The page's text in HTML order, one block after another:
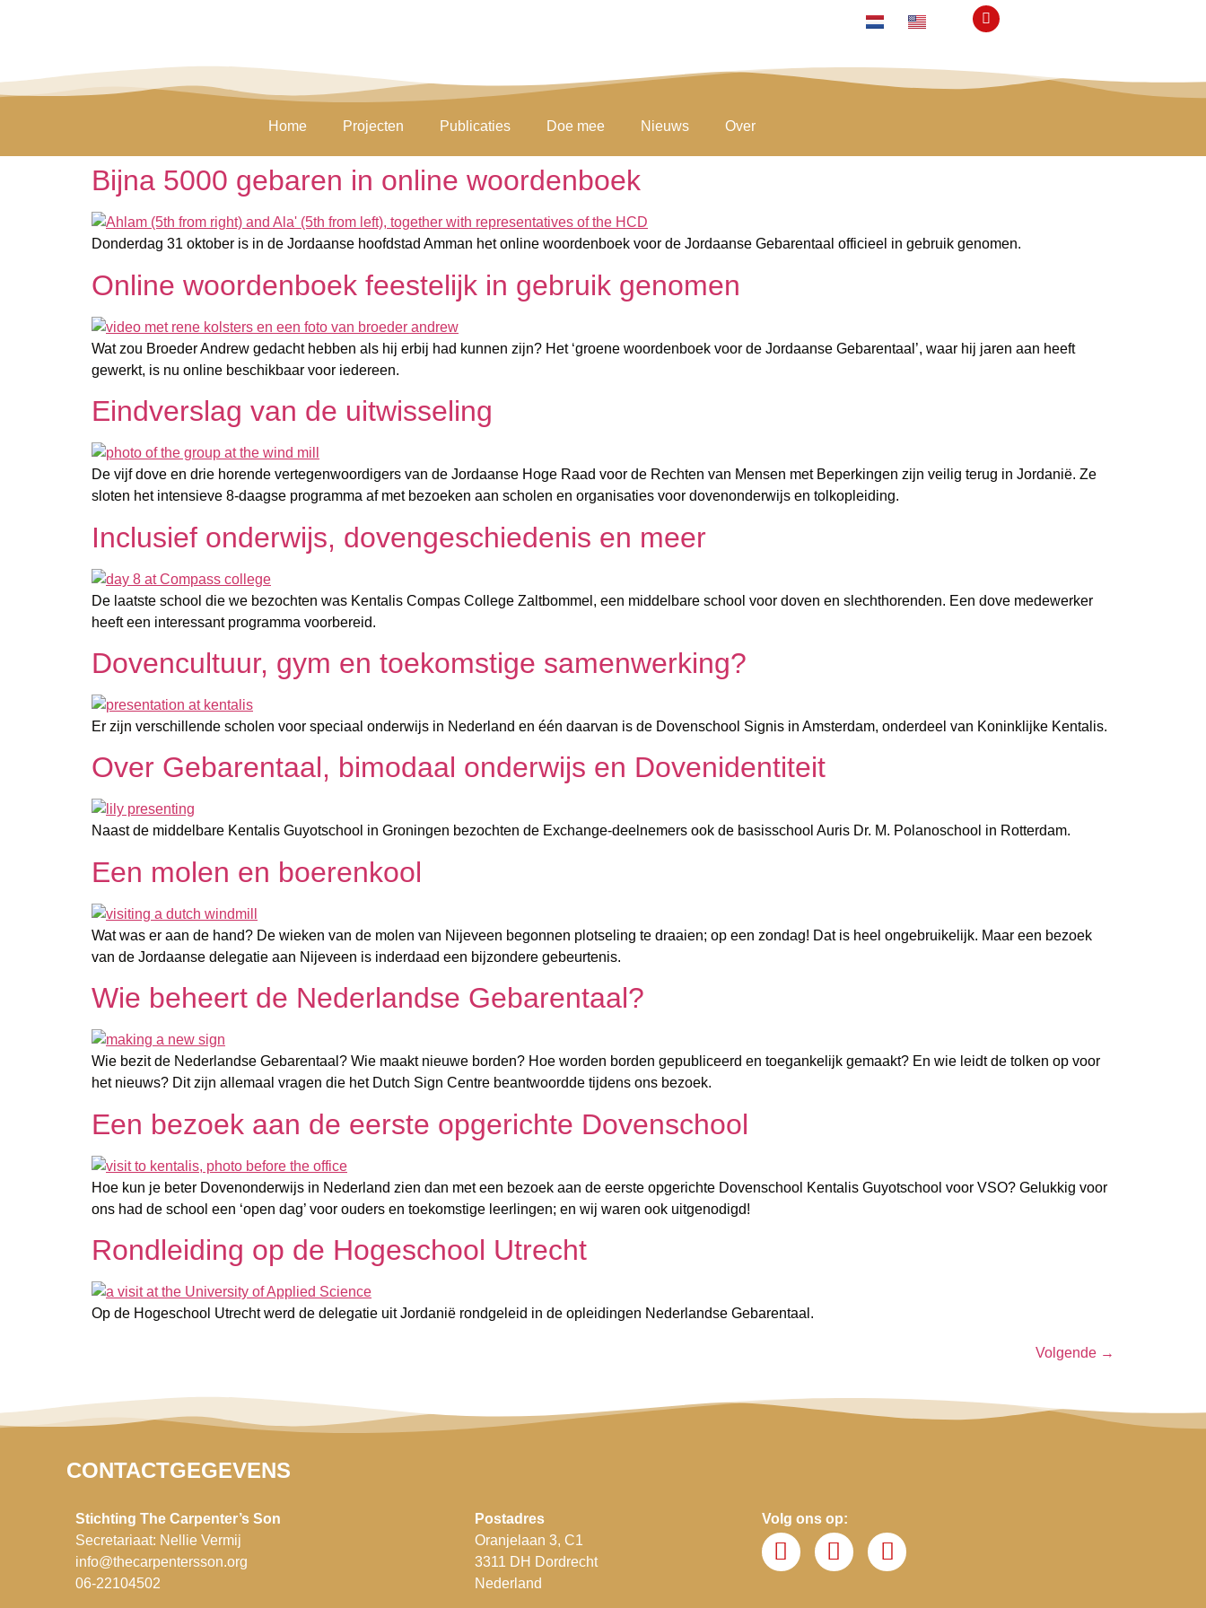
Home Projecten Publicaties Doe mee Nieuws Over
Bijna 5000 gebaren in online woordenboek
Donderdag 31 oktober is in de Jordaanse hoofdstad Amman het online woordenboek voor de Jordaanse Gebarentaal officieel in gebruik genomen.
Online woordenboek feestelijk in gebruik genomen
Wat zou Broeder Andrew gedacht hebben als hij erbij had kunnen zijn? Het ‘groene woordenboek voor de Jordaanse Gebarentaal’, waar hij jaren aan heeft
gewerkt, is nu online beschikbaar voor iedereen.
Eindverslag van de uitwisseling
De vijf dove en drie horende vertegenwoordigers van de Jordaanse Hoge Raad voor de Rechten van Mensen met Beperkingen zijn veilig terug in Jordanië. Ze
sloten het intensieve 8-daagse programma af met bezoeken aan scholen en organisaties voor dovenonderwijs en tolkopleiding.
Inclusief onderwijs, dovengeschiedenis en meer
De laatste school die we bezochten was Kentalis Compas College Zaltbommel, een middelbare school voor doven en slechthorenden. Een dove medewerker
heeft een interessant programma voorbereid.
Dovencultuur, gym en toekomstige samenwerking?
Er zijn verschillende scholen voor speciaal onderwijs in Nederland en één daarvan is de Dovenschool Signis in Amsterdam, onderdeel van Koninklijke Kentalis.
Over Gebarentaal, bimodaal onderwijs en Dovenidentiteit
Naast de middelbare Kentalis Guyotschool in Groningen bezochten de Exchange-deelnemers ook de basisschool Auris Dr. M. Polanoschool in Rotterdam.
Een molen en boerenkool
Wat was er aan de hand? De wieken van de molen van Nijeveen begonnen plotseling te draaien; op een zondag! Dat is heel ongebruikelijk. Maar een bezoek
van de Jordaanse delegatie aan Nijeveen is inderdaad een bijzondere gebeurtenis.
Wie beheert de Nederlandse Gebarentaal?
Wie bezit de Nederlandse Gebarentaal? Wie maakt nieuwe borden? Hoe worden borden gepubliceerd en toegankelijk gemaakt? En wie leidt de tolken op voor
het nieuws? Dit zijn allemaal vragen die het Dutch Sign Centre beantwoordde tijdens ons bezoek.
Een bezoek aan de eerste opgerichte Dovenschool
Hoe kun je beter Dovenonderwijs in Nederland zien dan met een bezoek aan de eerste opgerichte Dovenschool Kentalis Guyotschool voor VSO? Gelukkig voor
ons had de school een ‘open dag’ voor ouders en toekomstige leerlingen; en wij waren ook uitgenodigd!
Rondleiding op de Hogeschool Utrecht
Op de Hogeschool Utrecht werd de delegatie uit Jordanië rondgeleid in de opleidingen Nederlandse Gebarentaal.
Volgende →
CONTACTGEGEVENS
Stichting The Carpenter’s Son
Secretariaat: Nellie Vermij
info@thecarpentersson.org
06-22104502
Postadres
Oranjelaan 3, C1
3311 DH Dordrecht
Nederland
Volg ons op: